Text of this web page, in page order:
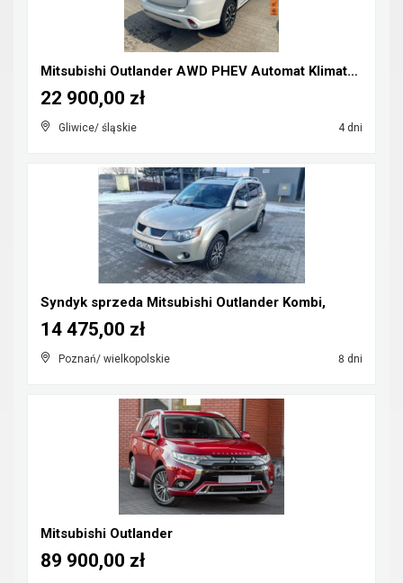
Mitsubishi Outlander AWD PHEV Automat Klimatronik ...
Gliwice/ śląskie 4 dni
22 900,00 zł
Syndyk sprzeda Mitsubishi Outlander Kombi,
Poznań/ wielkopolskie 8 dni
14 475,00 zł
Mitsubishi Outlander
89 900,00 zł